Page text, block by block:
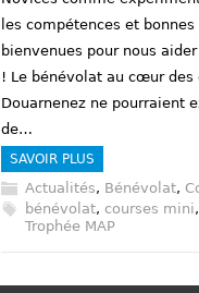
les compétences et
bienvenues pour nous
! Le bénévolat au cœur des
Douarnenez ne pourraient
de…
SAVOIR PLUS
Actualités, Bénévolat,
bénévolat, courses mini,
Trophée MAP